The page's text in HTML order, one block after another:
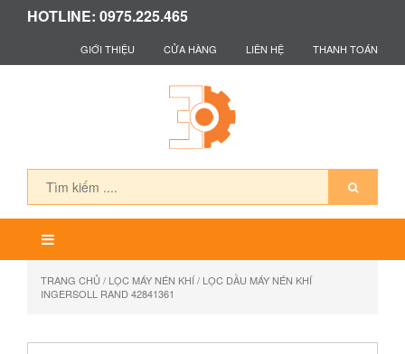
HOTLINE: 0975.225.465
GIỚI THIỆU CỬA HÀNG LIÊN HỆ THANH TOÁN
TRANG CHỦ / LỌC MÁY NÉN KHÍ/ LỌC DẦU MÁY NÉN KHÍ
INGERSOLL RAND 42841361